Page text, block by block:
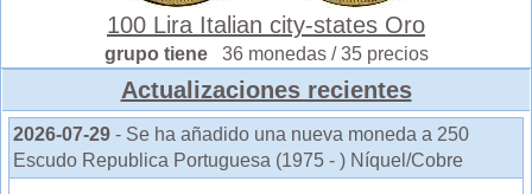
100 Lira Italian city-states Oro
grupo tiene 36 monedas / 35 precios
Actualizaciones recientes
2026-07-29 - Se ha añadido una nueva moneda a 250
Escudo Republica Portuguesa (1975 - ) Níquel/Cobre